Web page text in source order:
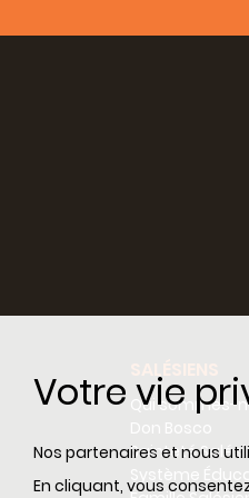
Votre vie
Nos partenaires et nous
En cliquant, vous
Qui sommes-
Sainteté
Système